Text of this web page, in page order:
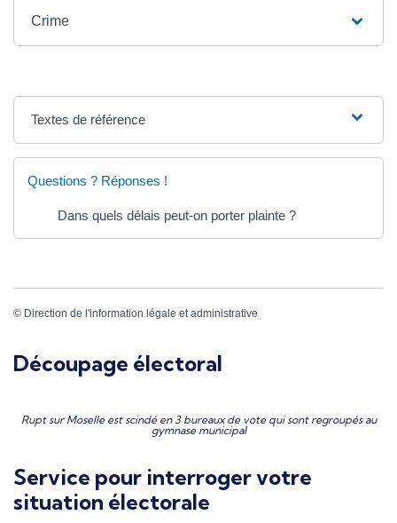
Crime
Textes de référence
Questions ? Réponses !
Dans quels délais peut-on porter plainte ?
© Direction de l'information légale et administrative
Découpage électoral
Rupt sur Moselle est scindé en 3 bureaux de vote qui sont regroupés au
gymnase municipal
Service pour interroger votre
situation électorale